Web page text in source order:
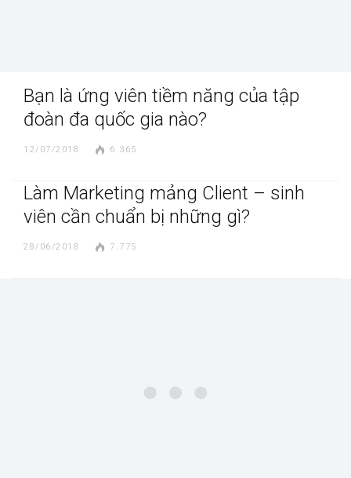
Bạn là ứng viên tiềm năng của tập
đoàn đa quốc gia nào?
12/07/2018 6.365
Làm Marketing mảng Client – sinh
viên cần chuẩn bị những gì?
28/06/2018 7.775